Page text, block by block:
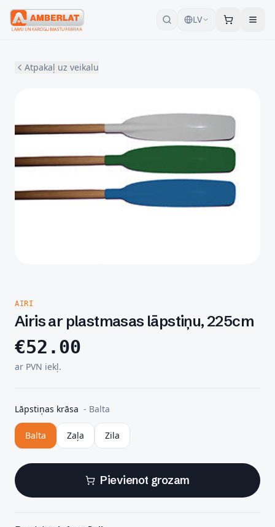
LV
Atpakaļ uz veikalu
AIRI
Airis ar plastmasas lāpstiņu, 225cm
€52.00
ar PVN iekļ.
Lāpstiņas krāsa - Balta
Balta Zaļa Zila
Pievienot grozam